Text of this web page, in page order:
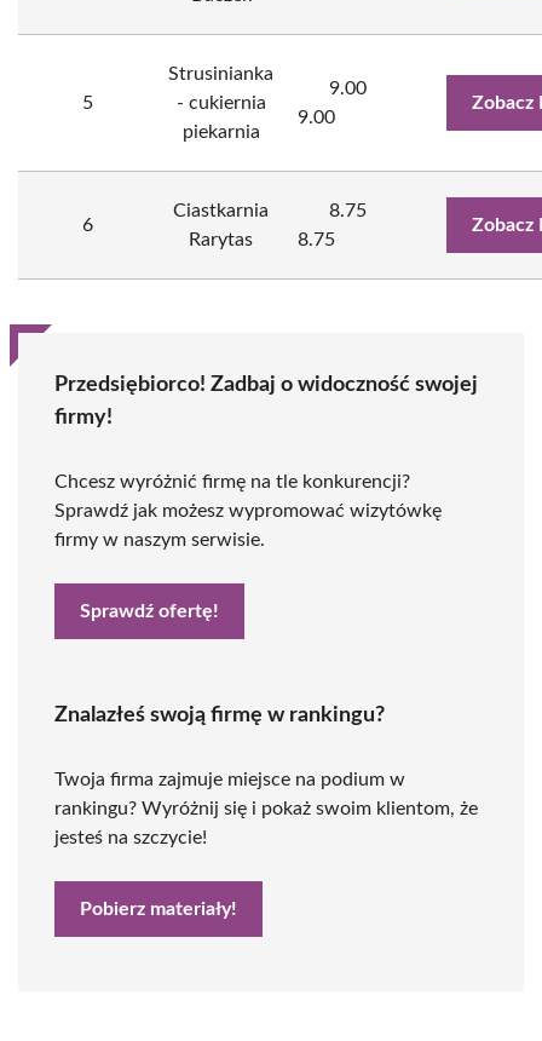
5
Strusinianka
- cukiernia
piekarnia
9.00
9.00
Zobacz
6
Ciastkarnia
Rarytas
8.75
8.75
Zobacz
Przedsiębiorco! Zadbaj o widoczność swojej
firmy!
Chcesz wyróżnić firmę na tle konkurencji?
Sprawdź jak możesz wypromować wizytówkę
firmy w naszym serwisie.
Sprawdź ofertę!
Znalazłeś swoją firmę w rankingu?
Twoja firma zajmuje miejsce na podium w
rankingu? Wyróżnij się i pokaż swoim klientom, że
jesteś na szczycie!
Pobierz materiały!